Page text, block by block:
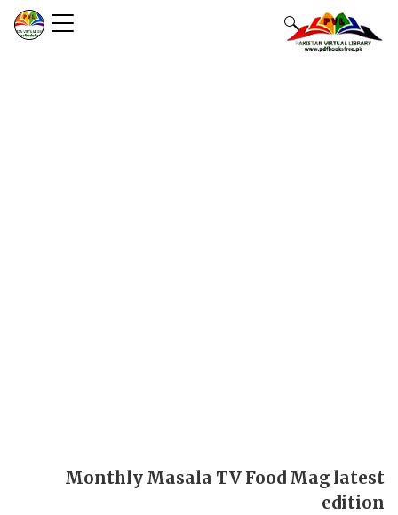
Monthly Masala TV Food Mag latest
edition